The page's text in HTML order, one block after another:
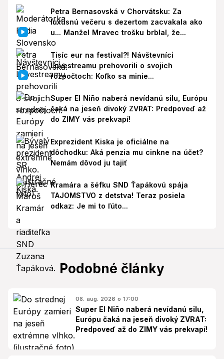
Petra Bernasovská v Chorvátsku: Za
luxusnú večeru s dezertom zacvakala ako
u... Manžel Mravec trošku brblal, že...
Tisíc eur na festival?! Návštevníci
Lovestreamu prehovorili o svojich
rozpočtoch: Koľko sa minie...
Super El Niño naberá nevídanú silu, Európu
čaká na jeseň divoký ZVRAT: Predpoveď až
do ZIMY vás prekvapí!
Exprezident Kiska je oficiálne na
dôchodku: Aká penzia mu cinkne na účet?
Nemám dôvod ju tajiť
Kramára a šéfku SND Ťapákovú spája
TAJOMSTVO z detstva! Teraz posiela
odkaz: Je mi to ľúto...
Podobné články
08. aug. 2026 o 17:00
Super El Niño naberá nevídanú silu,
Európu čaká na jeseň divoký ZVRAT:
Predpoveď až do ZIMY vás prekvapí!